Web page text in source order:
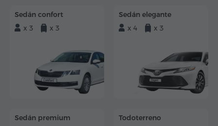
Sedán confort
x 3
x 3
Sedán elegante
x 4
x 3
Sedán premium
Todoterreno